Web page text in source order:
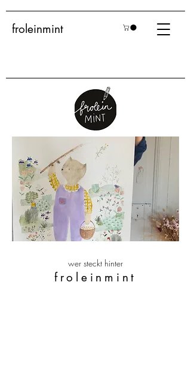
froleinmint
wer steckt hinter
froleinmint